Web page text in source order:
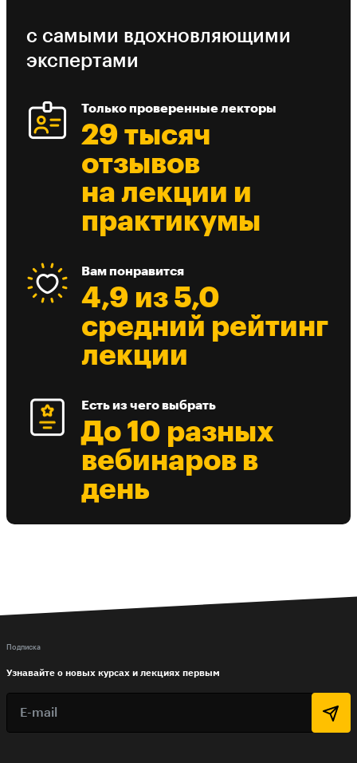
с самыми вдохновляющими
экспертами
Только проверенные лекторы
29 тысяч
отзывов
на лекции и
практикумы
Вам понравится
4,9 из 5,0
средний рейтинг
лекции
Есть из чего выбрать
До 10 разных
вебинаров в
день
Подписка
Узнавайте о новых курсах и лекциях первым